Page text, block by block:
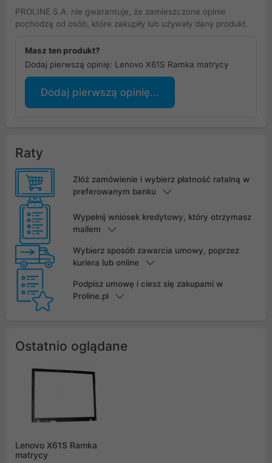
PROLINE S.A. nie gwarantuje, że zamieszczone opinie
pochodzą od osób, które zakupiły lub używały dany produkt.
Masz ten produkt?
Dodaj pierwszą opinię: Lenovo X61S Ramka matrycy
Dodaj pierwszą opinię...
Raty
Złóż zamówienie i wybierz płatność ratalną w
preferowanym banku
Wypełnij wniosek kredytowy, który otrzymasz
mailem
Wybierz sposób zawarcia umowy, poprzez
kuriera lub online
Podpisz umowę i ciesz się zakupami w
Proline.pl
Ostatnio oglądane
Lenovo X61S Ramka
matrycy